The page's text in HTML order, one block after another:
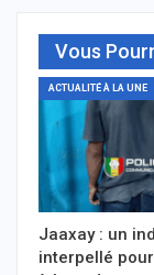
Vous
ACTUALITÉ À LA UNE
Jaaxay : un
interpellé